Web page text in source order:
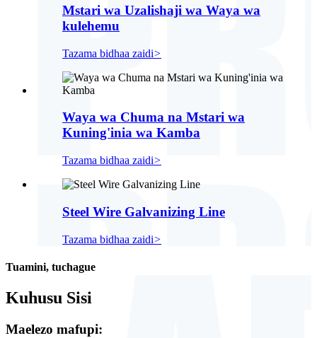
Mstari wa Uzalishaji wa Waya wa
kulehemu
Tazama bidhaa zaidi>
Waya wa Chuma na Mstari wa
Kuning'inia wa Kamba
Tazama bidhaa zaidi>
Steel Wire Galvanizing Line
Tazama bidhaa zaidi>
Tuamini, tuchague
Kuhusu Sisi
Maelezo mafupi: